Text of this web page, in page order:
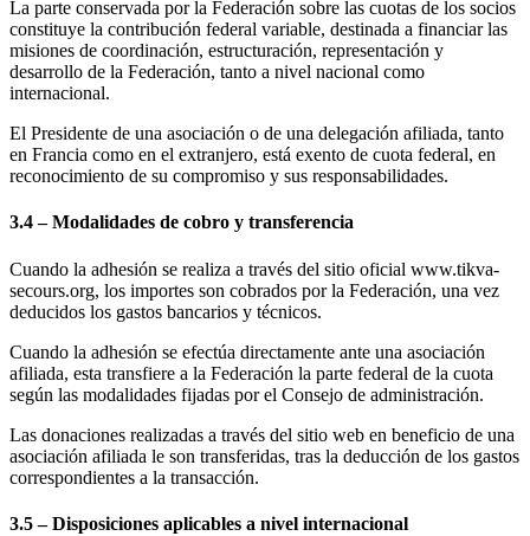
La parte conservada por la Federación sobre las cuotas de los socios
constituye la contribución federal variable, destinada a financiar las
misiones de coordinación, estructuración, representación y
desarrollo de la Federación, tanto a nivel nacional como
internacional.
El Presidente de una asociación o de una delegación afiliada, tanto
en Francia como en el extranjero, está exento de cuota federal, en
reconocimiento de su compromiso y sus responsabilidades.
3.4 – Modalidades de cobro y transferencia
Cuando la adhesión se realiza a través del sitio oficial www.tikva-
secours.org, los importes son cobrados por la Federación, una vez
deducidos los gastos bancarios y técnicos.
Cuando la adhesión se efectúa directamente ante una asociación
afiliada, esta transfiere a la Federación la parte federal de la cuota
según las modalidades fijadas por el Consejo de administración.
Las donaciones realizadas a través del sitio web en beneficio de una
asociación afiliada le son transferidas, tras la deducción de los gastos
correspondientes a la transacción.
3.5 – Disposiciones aplicables a nivel internacional